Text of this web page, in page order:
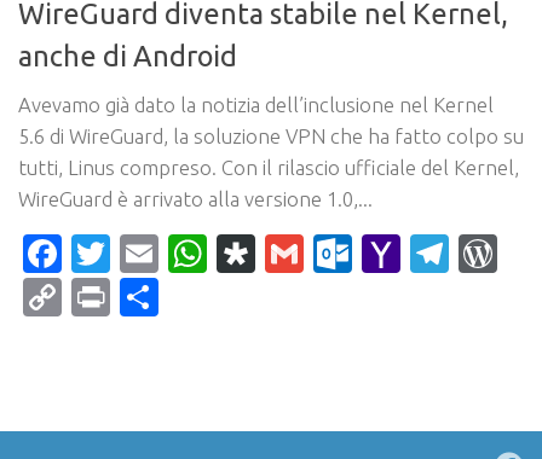
WireGuard diventa stabile nel Kernel,
anche di Android
Avevamo già dato la notizia dell’inclusione nel Kernel
5.6 di WireGuard, la soluzione VPN che ha fatto colpo su
tutti, Linus compreso. Con il rilascio ufficiale del Kernel,
WireGuard è arrivato alla versione 1.0,...
Facebook
Twitter
EmailWhatsApp
Diaspora
Gmail Yahoo
CopyPrint